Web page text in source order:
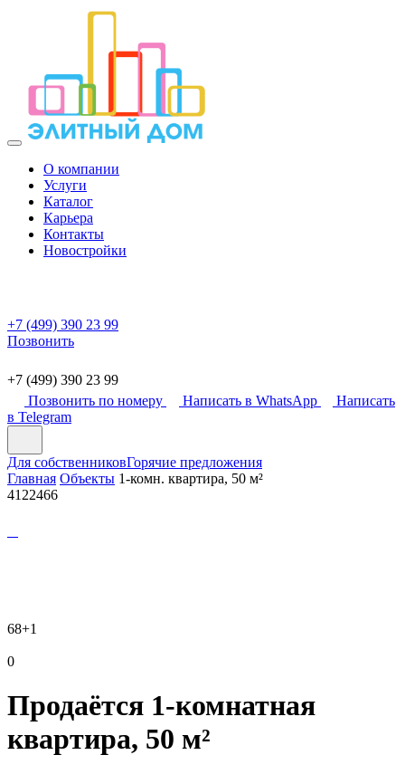
О компании
Услуги
Каталог
Карьера
Контакты
Новостройки
+7 (499) 390 23 99
Позвонить
+7 (499) 390 23 99
Позвонить по номеру
Написать в WhatsApp
Написать
в Telegram
Для собственниковГорячие предложения
Главная Объекты 1-комн. квартира, 50 м²
4122466
68+1
0
Продаётся 1-комнатная
квартира, 50 м²